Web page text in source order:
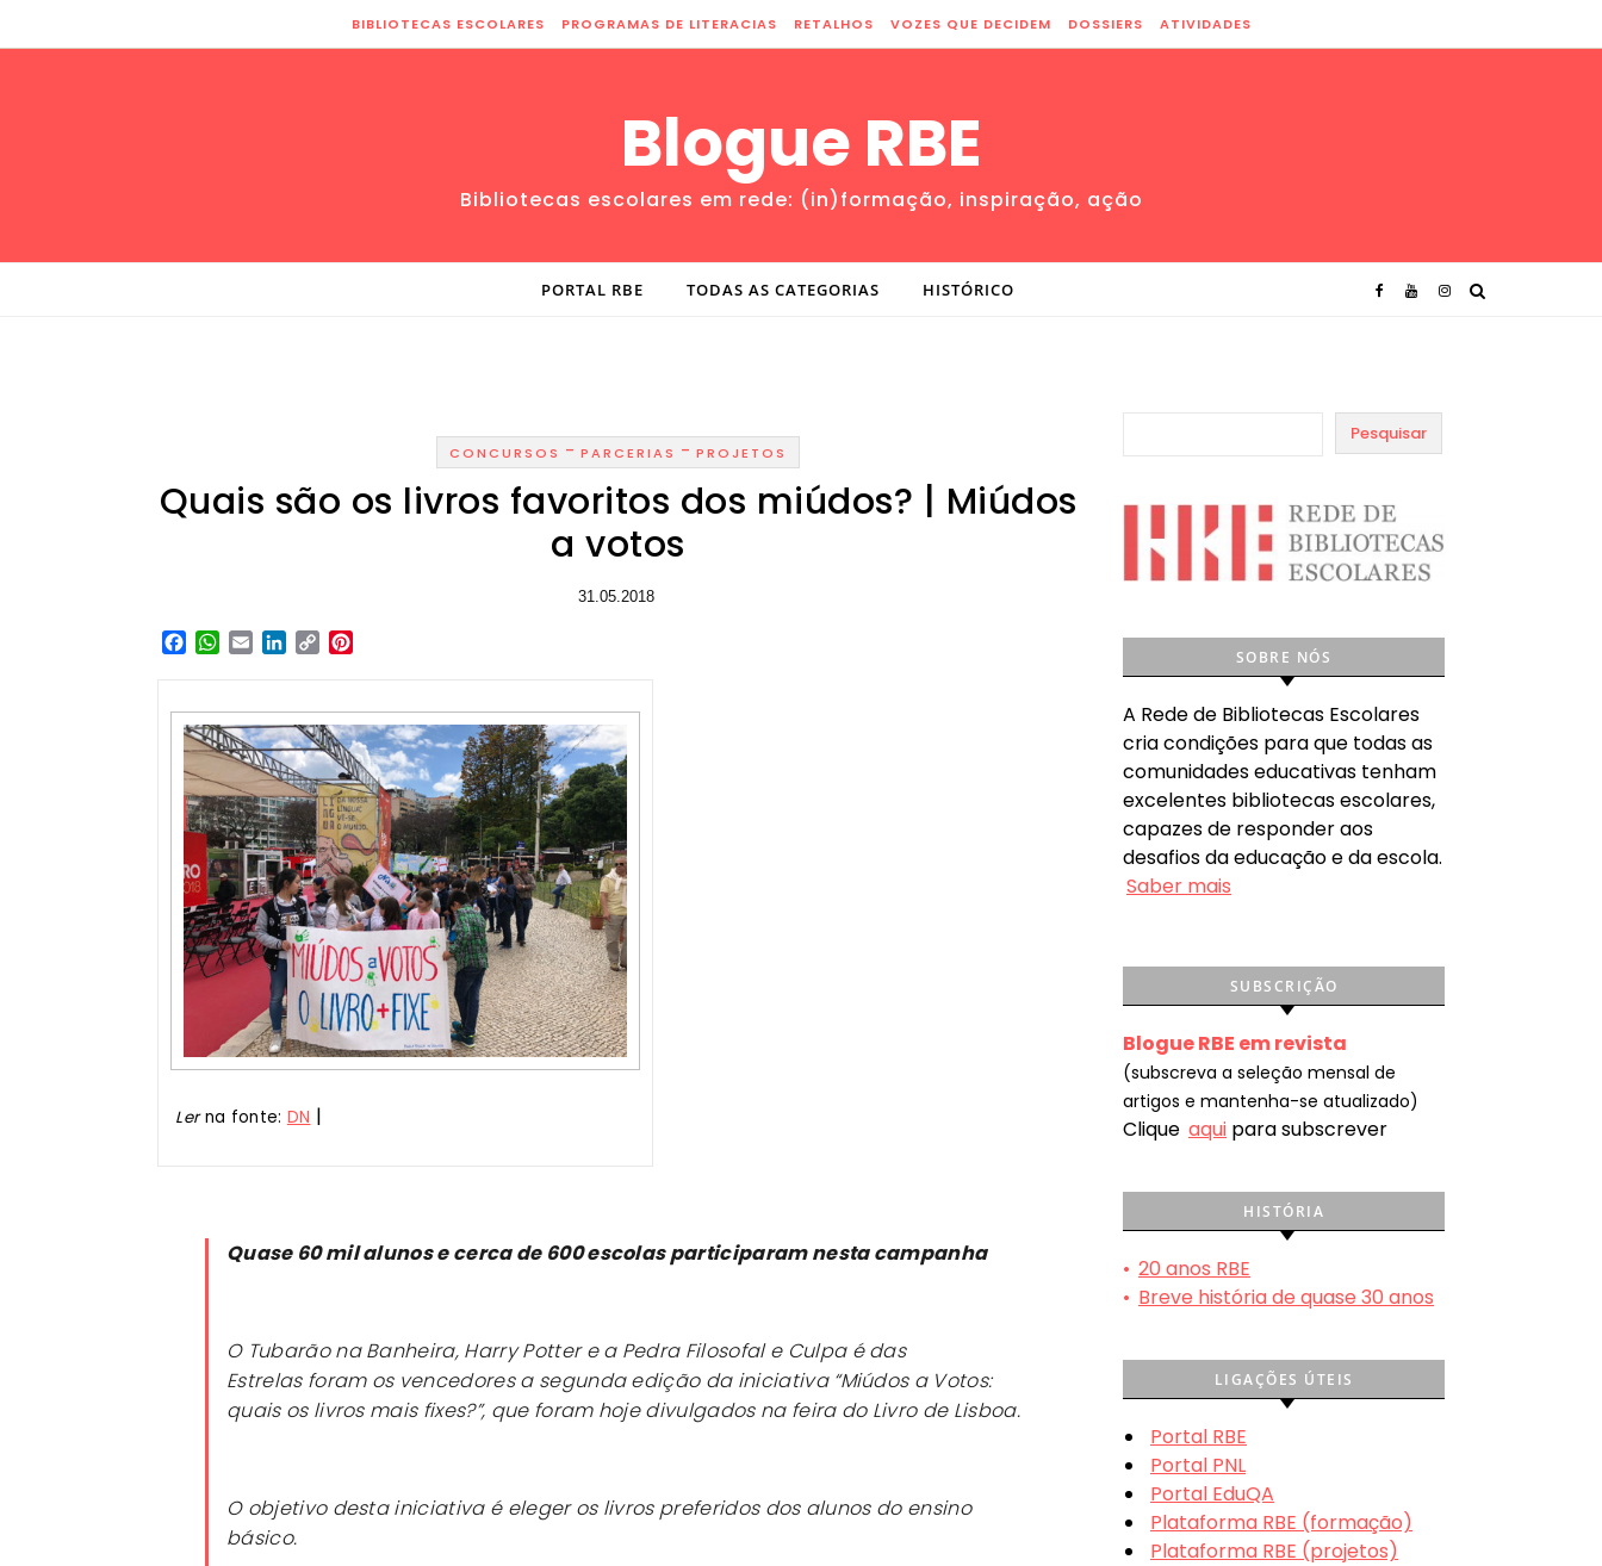
BIBLIOTECAS ESCOLARES PROGRAMAS DE LITERACIAS RETALHOS VOZES QUE DECIDEM DOSSIERS ATIVIDADES
Blogue RBE
Bibliotecas escolares em rede: (in)formação, inspiração, ação
PORTAL RBE TODAS AS CATEGORIAS HISTÓRICO
CONCURSOS - PARCERIAS - PROJETOS
Quais são os livros favoritos dos miúdos? | Miúdos
a votos
31.05.2018
Facebook
WhatsApp
EmailLinkedIn
Copy
Lerna fonte: DN |
Quase 60 mil alunos e cerca de 600 escolas participaram nesta campanha
O Tubarão na Banheira, Harry Potter e a Pedra Filosofale Culpa é das
Estrelasforam os vencedores a segunda edição da iniciativa “Miúdos a Votos:
quais os livros mais fixes?”, que foram hoje divulgados na feira do Livro de Lisboa.
O objetivo desta iniciativa é eleger os livros preferidos dos alunos do ensino
básico.
Pesquisar
SOBRE NÓS
A Rede de Bibliotecas Escolares
cria condições para que todas as
comunidades educativas tenham
excelentes bibliotecas escolares,
capazes de responder aos
desafios da educação e da escola.
Saber mais
SUBSCRIÇÃO
Blogue RBE em revista
(subscreva a seleção mensal de
artigos e mantenha-se atualizado)
Clique aqui para subscrever
HISTÓRIA
• 20 anos RBE
• Breve história de quase 30 anos
LIGAÇÕES ÚTEIS
Portal RBE
Portal PNL
Portal EduQA
Plataforma RBE (formação)
Plataforma RBE (projetos)